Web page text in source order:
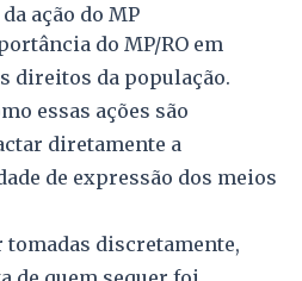
ação do MP
do MP/RO em
direitos da população.
essas ações são
diretamente a
de expressão dos meios
discretamente,